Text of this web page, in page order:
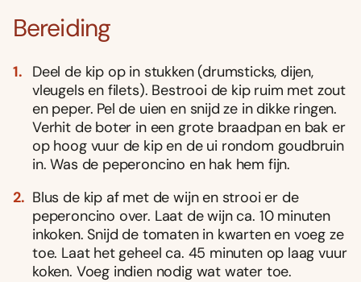
Bereiding
Deel de kip op in stukken (drumsticks, dijen,
vleugels en filets). Bestrooi de kip ruim met zout
en peper. Pel de uien en snijd ze in dikke ringen.
Verhit de boter in een grote braadpan en bak er
op hoog vuur de kip en de ui rondom goudbruin
in. Was de peperoncino en hak hem fijn.
Blus de kip af met de wijn en strooi er de
peperoncino over. Laat de wijn ca. 10 minuten
inkoken. Snijd de tomaten in kwarten en voeg ze
toe. Laat het geheel ca. 45 minuten op laag vuur
koken. Voeg indien nodig wat water toe.